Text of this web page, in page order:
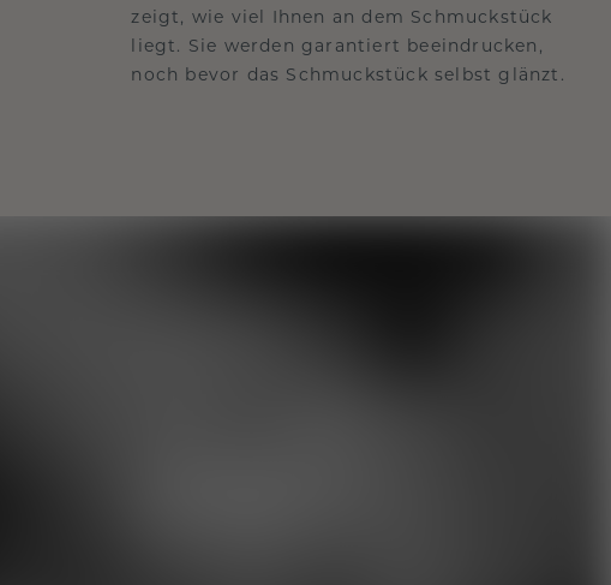
zeigt, wie viel Ihnen an dem Schmuckstück
liegt. Sie werden garantiert beeindrucken,
noch bevor das Schmuckstück selbst glänzt.